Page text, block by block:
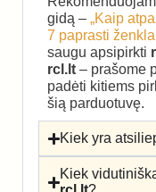
gidą – „Kaip
7 paprasti
saugu apsipirkti
rcl.lt – prašome
padėti kitiems
šią parduotuvę.
Kiek yra
Kiek